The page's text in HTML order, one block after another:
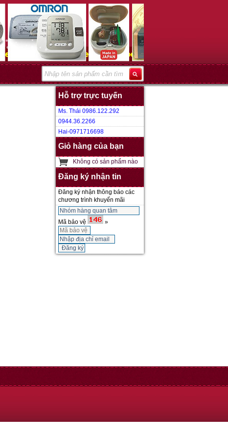
Hỗ trợ trực tuyến
Ms. Thái 0986.122.292
0944.36.2266
Hai-0971716698
Giỏ hàng của bạn
Không có sản phẩm nào
Đăng ký nhận tin
Đăng ký nhận thông báo các
chương trình khuyến mãi
Mã bảo vệ »